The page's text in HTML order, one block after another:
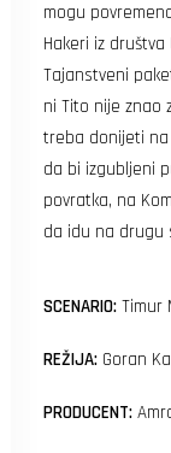
mogu
Hakeri iz
Tajanstveni
ni Tito nije znao
treba donijeti
da bi izgubljeni
povratka, na
da idu na drugu
SCENARIO: Timur
REŽIJA: Goran
PRODUCENT: